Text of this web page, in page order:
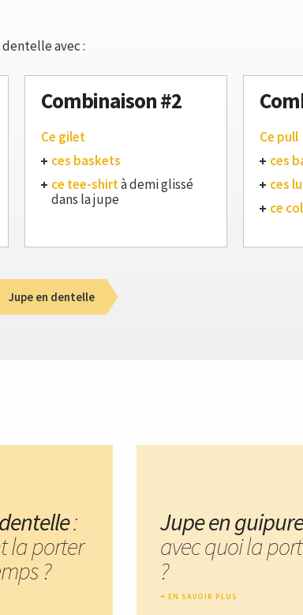
avec :
Combinaison #2
Ce gilet
ces baskets
ce tee-shirtà demi glissé
dans la jupe
Ce pull
ces
ces
ce
Jupe en dentelle
:
la porter
?
Jupe en guipure
avec quoi la
?
EN SAVOIR PLUS